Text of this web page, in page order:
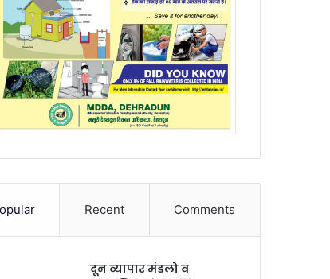
Recent Comments
दून व्यापार मंडलो व